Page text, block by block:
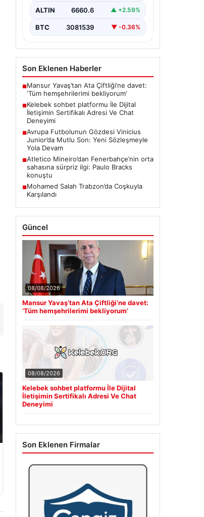
güvenli bir biçimde iletişim
etmektedir. Güncel…
ALTIN 6660.6 ▲ +2.59%
BTC 3081539 ▼ -0.36%
Son Eklenen Haberler
■Mansur Yavaş’tan Ata Çiftliği’ne davet:
‘Tüm hemşehrilerimi bekliyorum’
■Kelebek sohbet platformu İle Dijital
İletişimin Sertifikalı Adresi Ve Chat
Deneyimi
■Avrupa Futbolunun Gözdesi Vinicius
Junior’da Mutlu Son: Yeni Sözleşmeyle
Yola Devam
■Atletico Mineiro’dan Fenerbahçe’nin orta
sahasına sürpriz ilgi: Paulo Bracks
konuştu
■Mohamed Salah Trabzon’da Coşkuyla
Karşılandı
Güncel
08/08/2026
Mansur Yavaş’tan Ata Çiftliği’ne davet:
‘Tüm hemşehrilerimi bekliyorum’
08/08/2026
Kelebek sohbet platformu İle Dijital
İletişimin Sertifikalı Adresi Ve Chat
Deneyimi
Son Eklenen Firmalar